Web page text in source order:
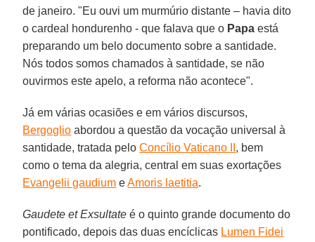
de janeiro. "Eu ouvi um murmúrio distante – havia dito
o cardeal hondurenho - que falava que o Papa está
preparando um belo documento sobre a santidade.
Nós todos somos chamados à santidade, se não
ouvirmos este apelo, a reforma não acontece".
Já em várias ocasiões e em vários discursos,
Bergoglio abordou a questão da vocação universal à
santidade, tratada peloConcílio Vaticano II , bem
como o tema da alegria, central em suas exortações
Evangelii gaudium eAmoris laetitia.
Gaudete et Exsultate é o quinto grande documento do
pontificado, depois das duas encíclicas Lumen Fidei